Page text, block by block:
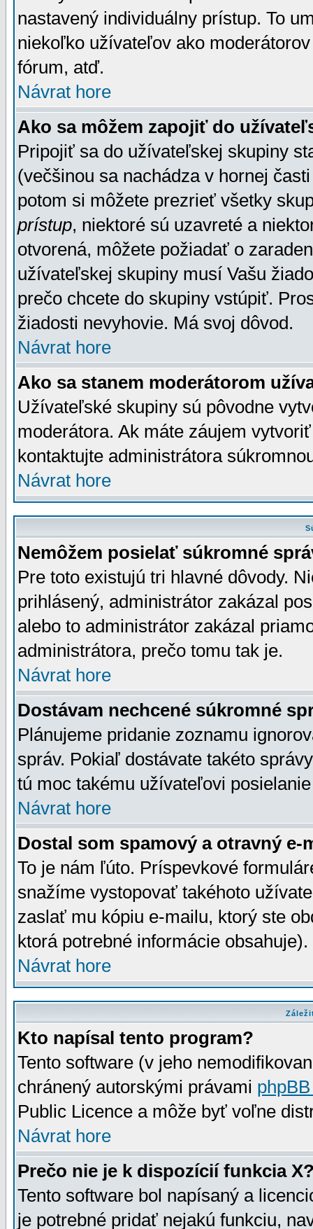
nastavený individuálny prístup. To
niekoľko užívateľov ako
fórum, atď.
Návrat hore
Ako sa môžem zapojiť do
Pripojiť sa do užívateľskej skupiny
(večšinou sa nachádza v hornej
potom si môžete prezrieť všetky
prístup, niektoré sú uzavreté a
otvorená, môžete požiadať o
užívateľskej skupiny musí Vašu
prečo chcete do skupiny vstúpiť.
žiadosti nevyhovie. Má svoj dôvod.
Návrat hore
Ako sa stanem moderátorom
Užívateľské skupiny sú pôvodne
moderátora. Ak máte záujem
kontaktujte administrátora
Návrat hore
Nemôžem posielať súkromné
Pre toto existujú tri hlavné dôvody.
prihlásený, administrátor zakázal
alebo to administrátor zakázal
administrátora, prečo tomu tak je.
Návrat hore
Dostávam nechcené súkromné
Plánujeme pridanie zoznamu
správ. Pokiaľ dostávate takéto
tú moc takému užívateľovi
Návrat hore
Dostal som spamový a otravný e-
To je nám ľúto. Príspevkové
snažíme vystopovať takéhoto
zaslať mu kópiu e-mailu, ktorý ste
ktorá potrebné informácie
Návrat hore
Kto napísal tento program?
Tento software (v jeho
chránený autorskými právami
Public Licence a môže byť voľne
Návrat hore
Prečo nie je k dispozícií funkcia
Tento software bol napísaný a
je potrebné pridať nejakú funkciu,